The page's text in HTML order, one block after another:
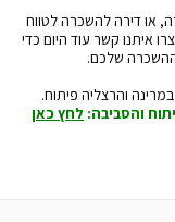
דירה להשכרה לטווח
קשר עוד היום כדי
שלכם.
והרצליה פיתוח.
והסביבה:לחץ כאן